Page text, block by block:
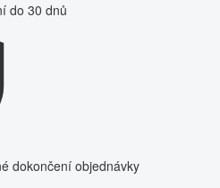
do 30 dnů
dokončení objednávky